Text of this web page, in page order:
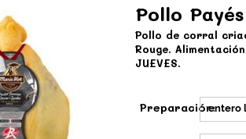
Pollo
Pollo de corral
Rouge.
JUEVES.
Preparación: